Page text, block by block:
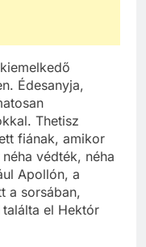
Édesanyja,
Thetisz
fiának, amikor
védték, néha
Apollón, a
a sorsában,
el Hektór